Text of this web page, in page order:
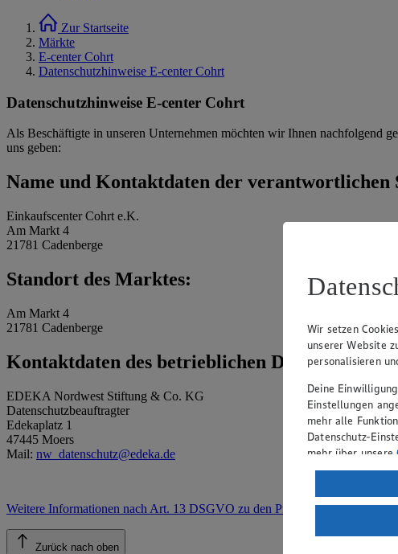
Zur Startseite
Märkte
E-center Cohrt
Datenschutzhinweise E-center Cohrt
Datenschutzhinweise E-center Cohrt
Als Beschäftigte in unseren Unternehmen möchten wir Ihnen nachfolgend
uns geben:
Name und Kontaktdaten der verantwortlichen
Einkaufscenter Cohrt e.K.
Am Markt 4
21781 Cadenberge
Standort des Marktes:
Am Markt 4
21781 Cadenberge
Kontaktdaten des betrieblichen
EDEKA Nordwest Stiftung & Co. KG
Datenschutzbeauftragter
Edekaplatz 1
47445 Moers
Mail: nw_datenschutz@edeka.de
Weitere Informationen nach Art. 13 DSGVO zu den Prozessen.
Zurück nach oben
Wir setzen
unserer Website
personalisieren
Deine
Einstellungen
mehr alle
Datenschutz-
mehr über unsere
Verarbeitung
Wenn du auf
ein, dass deine
einem nach